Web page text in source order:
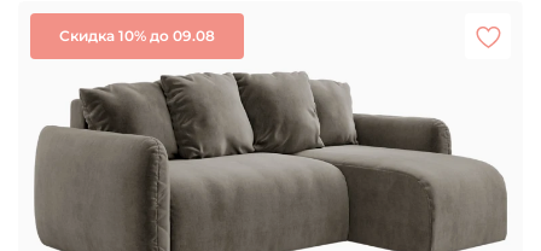
Скидка 10% до 09.08